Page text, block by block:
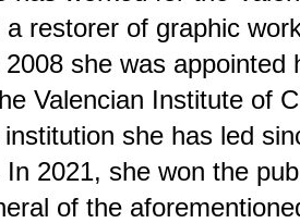
restorer of graphic
she was appointed
Valencian Institute of
she has led
2021, she won the
of the